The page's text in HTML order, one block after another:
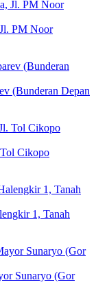
PM Noor
(Bunderan Depan
Cikopo
1, Tanah
Sunaryo (Gor